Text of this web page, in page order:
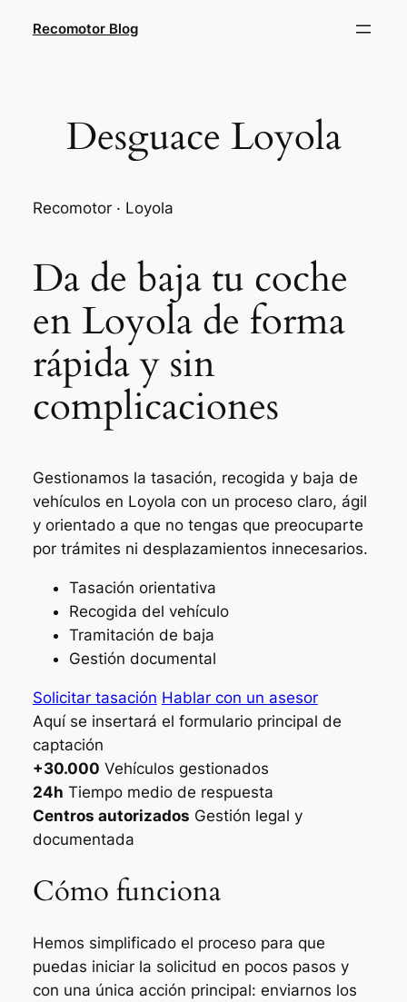
Recomotor Blog
Desguace Loyola
Recomotor · Loyola
Da de baja tu coche
en Loyola de forma
rápida y sin
complicaciones
Gestionamos la tasación, recogida y baja de
vehículos en Loyola con un proceso claro, ágil
y orientado a que no tengas que preocuparte
por trámites ni desplazamientos innecesarios.
Tasación orientativa
Recogida del vehículo
Tramitación de baja
Gestión documental
Solicitar tasación Hablar con un asesor
Aquí se insertará el formulario principal de
captación
+30.000 Vehículos gestionados
24h Tiempo medio de respuesta
Centros autorizados Gestión legal y
documentada
Cómo funciona
Hemos simplificado el proceso para que
puedas iniciar la solicitud en pocos pasos y
con una única acción principal: enviarnos los